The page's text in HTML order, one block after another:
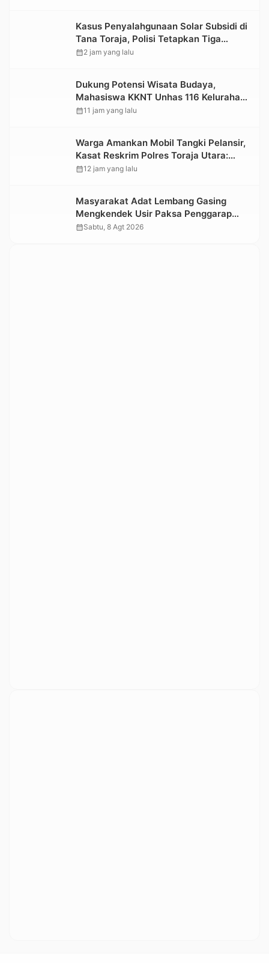
Kasus Penyalahgunaan Solar Subsidi di
Tana Toraja, Polisi Tetapkan Tiga
Tersangka Baru
calendar_month2 jam yang lalu
Dukung Potensi Wisata Budaya,
Mahasiswa KKNT Unhas 116 Kelurahan
Nonongan Utara Pasang Papan
calendar_month11 jam yang lalu
Warga Amankan Mobil Tangki Pelansir,
Kasat Reskrim Polres Toraja Utara:
Proses Hukum Berjalan Transparan
calendar_month12 jam yang lalu
Masyarakat Adat Lembang Gasing
Mengkendek Usir Paksa Penggarap
yang Rusak Kawasan Hutan
calendar_monthSabtu, 8 Agt 2026